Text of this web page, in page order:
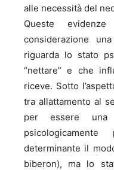
alle necessità del
Queste
considerazione
riguarda lo stato
“nettare” e che
riceve. Sotto
tra allattamento al
per essere una
determinante il
biberon), ma lo